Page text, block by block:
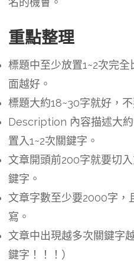
重點整理
標題中至少放置1~2次完
面越好。
標題大約18~30字就好，
Description 內容描述大
置入1~2次關鍵字。
文章開頭前200字就要切
鍵字。
文章字數至少要2000字，
寫。
文章中出現越多次關鍵字
鍵字！！！）